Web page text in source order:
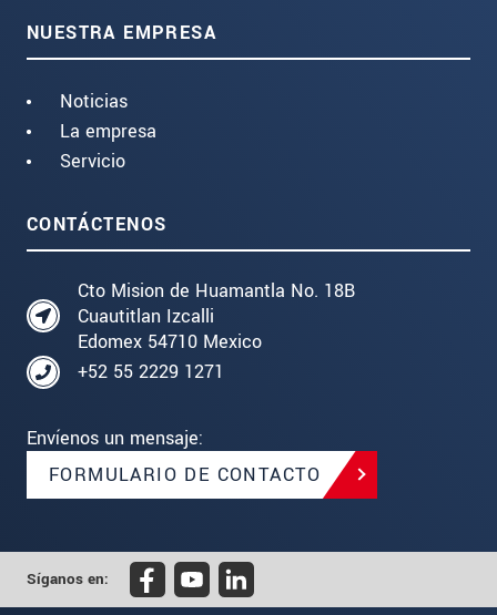
NUESTRA EMPRESA
Noticias
La empresa
Servicio
CONTÁCTENOS
Cto Mision de Huamantla No. 18B
Cuautitlan Izcalli
Edomex 54710 Mexico
+52 55 2229 1271
Envíenos un mensaje:
FORMULARIO DE CONTACTO
Síganos en: